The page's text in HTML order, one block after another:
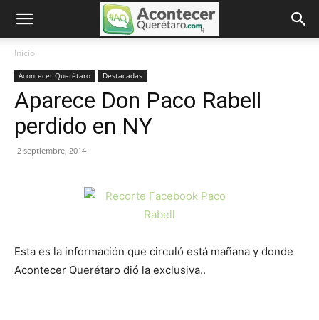
Inicio
Acontecer Querétaro Destacadas
Aparece Don Paco Rabell
perdido en NY
2 septiembre, 2014
Esta es la información que circuló está mañana y donde
Acontecer Querétaro dió la exclusiva..